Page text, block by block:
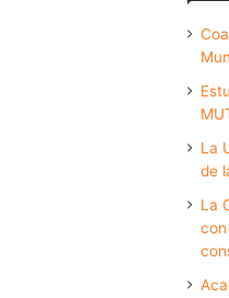
La
de
La